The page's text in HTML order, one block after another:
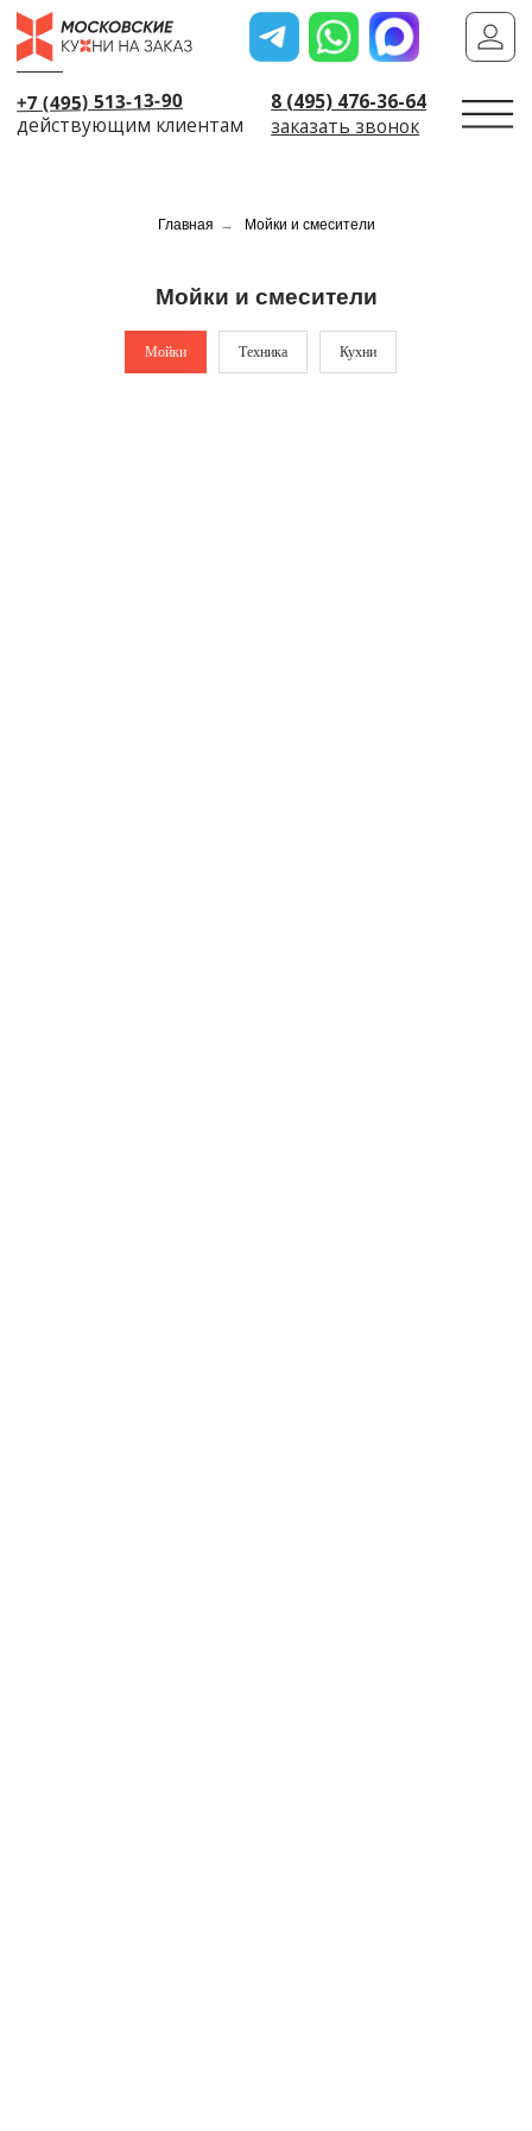
+7 (495) 513-13-90
заказать звонок
действующим клиентам
Главная → Мойки и смесители
Мойки и смесители
Мойки Техника Кухни